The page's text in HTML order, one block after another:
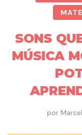
SONS
MÚSICA
por